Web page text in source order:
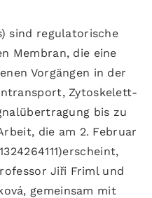
sind regulatorische
Membran, die eine
Vorgängen in der
Zytoskelett-
bis zu
die am 2. Februar
Jiři Friml und
gemeinsam mit